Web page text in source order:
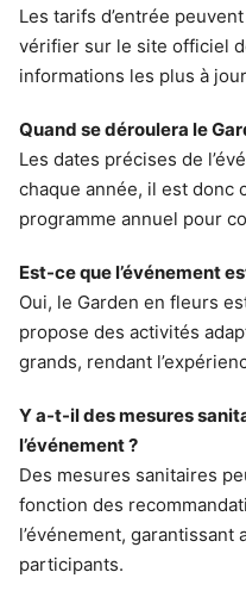
Les tarifs d’entrée
vérifier sur le site officiel
informations les plus à
Quand se déroulera le
Les dates précises de
chaque année, il est donc
programme annuel pour
Est-ce que l’événement
Oui, le Garden en fleurs
propose des activités
grands, rendant
Y a-t-il des mesures
l’événement ?
Des mesures sanitaires
fonction des
l’événement,
participants.